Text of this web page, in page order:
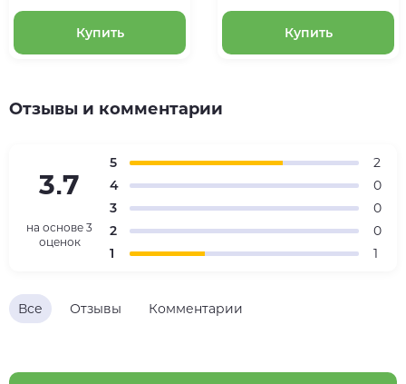
Купить Купить
Отзывы и комментарии
Все Отзывы Комментарии
3.7
на основе 3
оценок
5
2
4
0
3
0
2
0
1
1